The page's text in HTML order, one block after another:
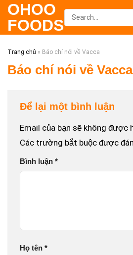
Skip
content
OHOO
FOODS
Search
for:
Trang chủ » Báo chí nói về Vacca
Báo chí nói về Vacca
Để lại một bình luận
Email của bạn sẽ không được
Các trường bắt buộc được
Bình luận *
Họ tên *